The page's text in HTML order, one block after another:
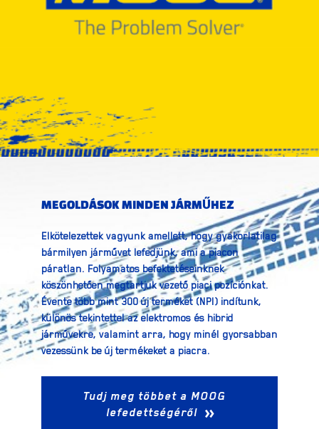
MEGOLDÁSOK MINDEN JÁRMŰHEZ
Elkötelezettek vagyunk amellett, hogy gyakorlatilag
bármilyen járművet lefedjünk, ami a piacon
páratlan. Folyamatos befektetéseinknek
köszönhetően megtartjuk vezető piaci pozíciónkat.
Évente több mint 300 új terméket (NPI) indítunk,
különös tekintettel az elektromos és hibrid
járművekre, valamint arra, hogy minél gyorsabban
vezessünk be új termékeket a piacra.
Tudj meg többet a MOOG
lefedettségéről